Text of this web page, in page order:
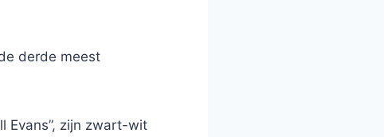
derde meest
Evans”, zijn zwart-wit